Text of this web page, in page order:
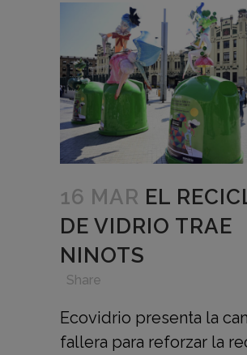
16 MAR EL
DE VIDRIO TRAE
NINOTS
Share
Ecovidrio presenta la
fallera para reforzar la